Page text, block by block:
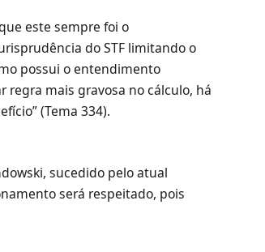
este sempre foi o
do STF limitando o
possui o entendimento
regra mais gravosa no cálculo, há
(Tema 334).
sucedido pelo atual
será respeitado, pois